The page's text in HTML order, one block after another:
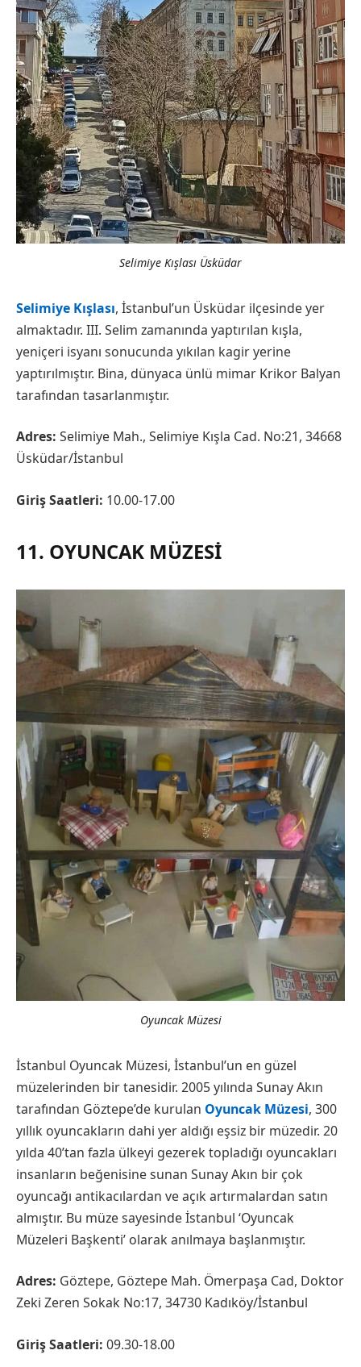
Selimiye Kışlası Üsküdar
Selimiye Kışlası, İstanbul’un Üsküdar ilçesinde yer
almaktadır. III. Selim zamanında yaptırılan kışla,
yeniçeri isyanı sonucunda yıkılan kagir yerine
yaptırılmıştır. Bina, dünyaca ünlü mimar Krikor Balyan
tarafından tasarlanmıştır.
Adres: Selimiye Mah., Selimiye Kışla Cad. No:21, 34668
Üsküdar/İstanbul
Giriş Saatleri: 10.00-17.00
11. OYUNCAK MÜZESI
Oyuncak Müzesi
İstanbul Oyuncak Müzesi, İstanbul’un en güzel
müzelerinden bir tanesidir. 2005 yılında Sunay Akın
tarafından Göztepe’de kurulan Oyuncak Müzesi, 300
yıllık oyuncakların dahi yer aldığı eşsiz bir müzedir. 20
yılda 40’tan fazla ülkeyi gezerek topladığı oyuncakları
insanların beğenisine sunan Sunay Akın bir çok
oyuncağı antikacılardan ve açık artırmalardan satın
almıştır. Bu müze sayesinde İstanbul ‘Oyuncak
Müzeleri Başkenti’ olarak anılmaya başlanmıştır.
Adres: Göztepe, Göztepe Mah. Ömerpaşa Cad, Doktor
Zeki Zeren Sokak No:17, 34730 Kadıköy/İstanbul
Giriş Saatleri: 09.30-18.00